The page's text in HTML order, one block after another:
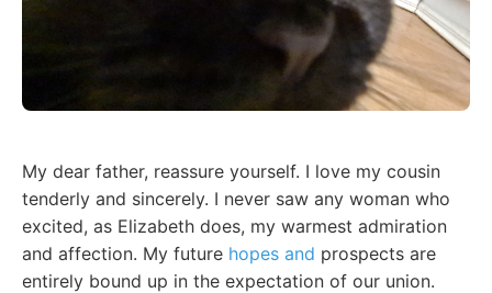
My dear father, reassure yourself. I love my cousin
tenderly and sincerely. I never saw any woman who
excited, as Elizabeth does, my warmest admiration
and affection. My future hopes and prospects are
entirely bound up in the expectation of our union.